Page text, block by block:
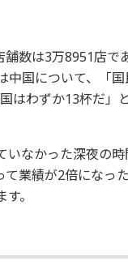
数は3万8951店で
国について、「
はわずか13杯だ」
なかった深夜の
業績が2倍になっ
。